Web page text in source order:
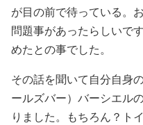
が目の前で待っている。
問題事があったらしいで
めたとの事でした。
その話を聞いて自分自身
ールズバー）バーシエル
りました。もちろん？ト